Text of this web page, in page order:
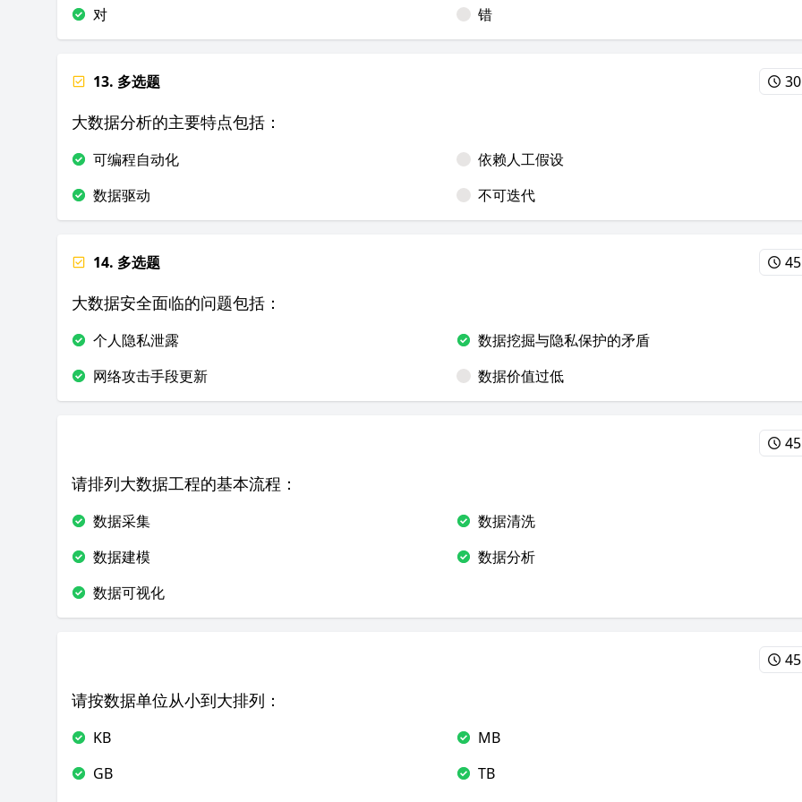
对 错
13. 多选题
大数据分析的主要特点包括：
可编程自动化
依赖人工假设
数据驱动
不可迭代
14. 多选题
大数据安全面临的问题包括：
个人隐私泄露
数据挖掘与隐私保护的矛盾
网络攻击手段更新
数据价值过低
请排列大数据工程的基本流程：
数据采集
数据清洗
数据建模
数据分析
数据可视化
请按数据单位从小到大排列：
KB
MB
GB
TB